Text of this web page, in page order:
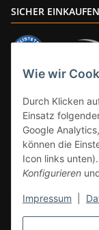
Wie wir
Durch Klicken
Einsatz
Google
können die
Icon links
Konfigurieren
Impressum
SICHER EINKAUFEN